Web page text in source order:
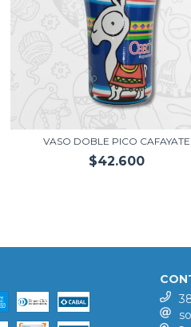
VASO DOBLE PICO CAFAYATE
$42.600